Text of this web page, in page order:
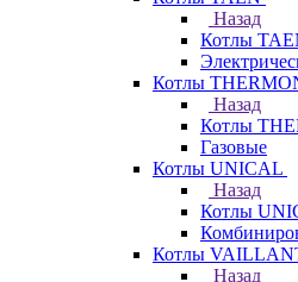
Назад
Котлы
Котлы
Назад
Котлы
Газовые
Котлы UNICAL
Назад
Котлы
Котлы
Назад